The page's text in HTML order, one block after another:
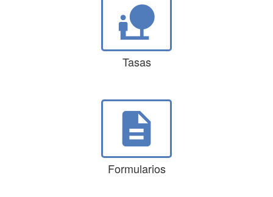
nature_people
Tasas
description
Formularios